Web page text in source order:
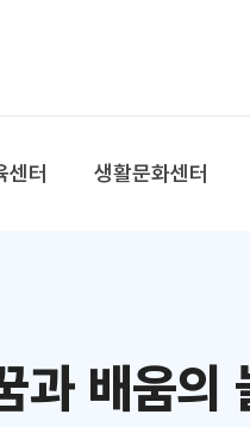
센터 생활문화센터
과 배움의